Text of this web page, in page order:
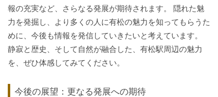
報の充実など、さらなる発展が期待されます。 隠れた魅
力を発掘し、より多くの人に有松の魅力を知ってもらうた
めに、今後も情報を発信していきたいと考えています。
静寂と歴史、そして自然が融合した、有松駅周辺の魅力
を、ぜひ体感してみてください。
今後の展望：更なる発展への期待